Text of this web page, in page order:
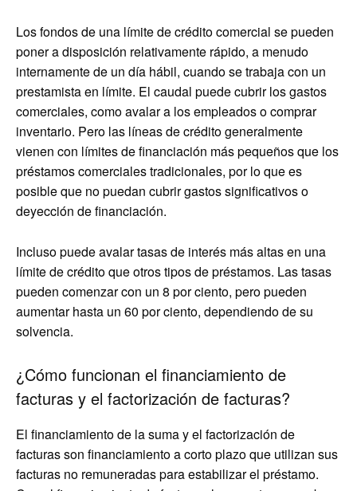
Los fondos de una límite de crédito comercial se pueden
poner a disposición relativamente rápido, a menudo
internamente de un día hábil, cuando se trabaja con un
prestamista en límite. El caudal puede cubrir los gastos
comerciales, como avalar a los empleados o comprar
inventario. Pero las líneas de crédito generalmente
vienen con límites de financiación más pequeños que los
préstamos comerciales tradicionales, por lo que es
posible que no puedan cubrir gastos significativos o
deyección de financiación.
Incluso puede avalar tasas de interés más altas en una
límite de crédito que otros tipos de préstamos. Las tasas
pueden comenzar con un 8 por ciento, pero pueden
aumentar hasta un 60 por ciento, dependiendo de su
solvencia.
¿Cómo funcionan el financiamiento de
facturas y el factorización de facturas?
El financiamiento de la suma y el factorización de
facturas son financiamiento a corto plazo que utilizan sus
facturas no remuneradas para estabilizar el préstamo.